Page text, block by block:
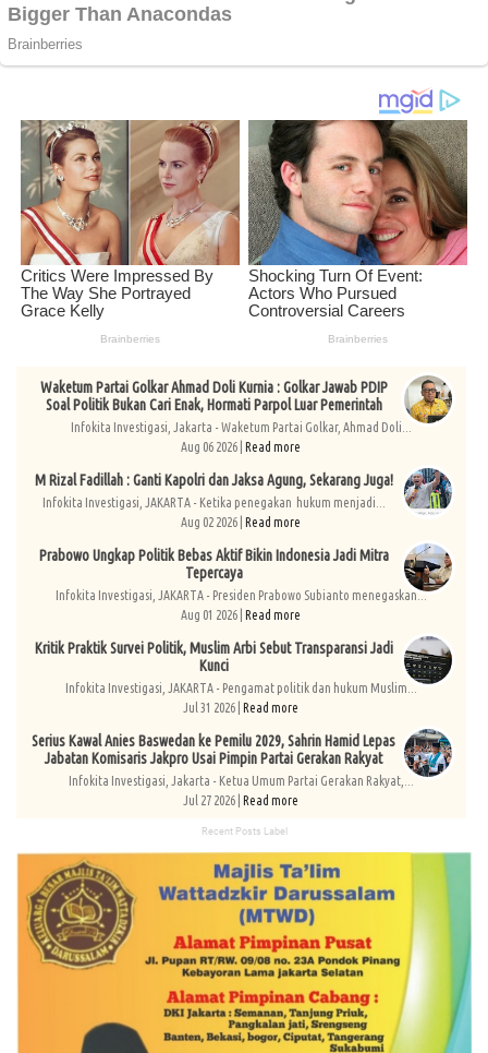
Waketum Partai Golkar Ahmad Doli Kurnia : Golkar Jawab PDIP
Soal Politik Bukan Cari Enak, Hormati Parpol Luar Pemerintah
Infokita Investigasi, Jakarta - Waketum Partai Golkar, Ahmad Doli...
Aug 06 2026 | Read more
M Rizal Fadillah : Ganti Kapolri dan Jaksa Agung, Sekarang Juga!
Infokita Investigasi, JAKARTA - Ketika penegakan hukum menjadi...
Aug 02 2026 | Read more
Prabowo Ungkap Politik Bebas Aktif Bikin Indonesia Jadi Mitra
Tepercaya
Infokita Investigasi, JAKARTA - Presiden Prabowo Subianto menegaskan...
Aug 01 2026 | Read more
Kritik Praktik Survei Politik, Muslim Arbi Sebut Transparansi Jadi
Kunci
Infokita Investigasi, JAKARTA - Pengamat politik dan hukum Muslim...
Jul 31 2026 | Read more
Serius Kawal Anies Baswedan ke Pemilu 2029, Sahrin Hamid Lepas
Jabatan Komisaris Jakpro Usai Pimpin Partai Gerakan Rakyat
Infokita Investigasi, Jakarta - Ketua Umum Partai Gerakan Rakyat,...
Jul 27 2026 | Read more
Recent Posts Label